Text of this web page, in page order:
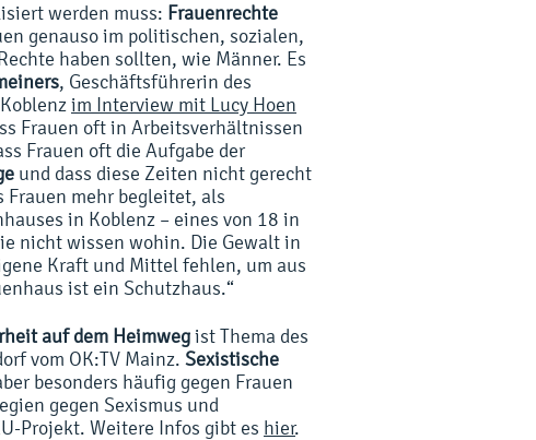
werden muss: Frauenrechte
genauso im politischen, sozialen,
haben sollten, wie Männer. Es
, Geschäftsführerin des
im Interview mit Lucy Hoen
Frauen oft in Arbeitsverhältnissen
Frauen oft die Aufgabe der
und dass diese Zeiten nicht gerecht
Frauen mehr begleitet, als
in Koblenz – eines von 18 in
nicht wissen wohin. Die Gewalt in
Kraft und Mittel fehlen, um aus
ist ein Schutzhaus.“
auf dem Heimwegist Thema des
vom OK:TV Mainz. Sexistische
besonders häufig gegen Frauen
gegen Sexismus und
Projekt. Weitere Infos gibt es hier.